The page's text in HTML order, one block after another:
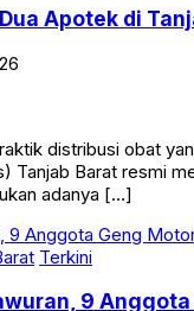
Apotek di
distribusi obat
Tanjab Barat resmi
adanya […]
Terkini
9